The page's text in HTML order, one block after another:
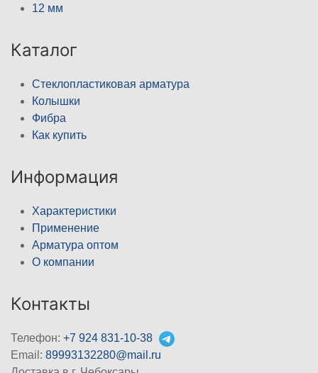
12 мм
Каталог
Стеклопластиковая арматура
Колышки
Фибра
Как купить
Информация
Характеристики
Применение
Арматура оптом
О компании
Контакты
Телефон: +7 924 831-10-38
Email: 89993132280@mail.ru